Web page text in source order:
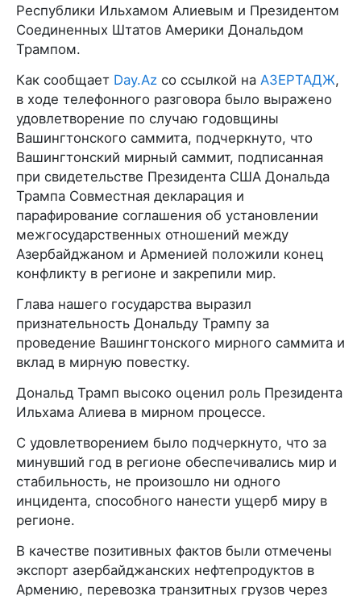
Республики Ильхамом Алиевым и Президентом
Соединенных Штатов Америки Дональдом
Трампом.
Как сообщает Day.Az со ссылкой на АЗЕРТАДЖ,
в ходе телефонного разговора было выражено
удовлетворение по случаю годовщины
Вашингтонского саммита, подчеркнуто, что
Вашингтонский мирный саммит, подписанная
при свидетельстве Президента США Дональда
Трампа Совместная декларация и
парафирование соглашения об установлении
межгосударственных отношений между
Азербайджаном и Арменией положили конец
конфликту в регионе и закрепили мир.
Глава нашего государства выразил
признательность Дональду Трампу за
проведение Вашингтонского мирного саммита и
вклад в мирную повестку.
Дональд Трамп высоко оценил роль Президента
Ильхама Алиева в мирном процессе.
С удовлетворением было подчеркнуто, что за
минувший год в регионе обеспечивались мир и
стабильность, не произошло ни одного
инцидента, способного нанести ущерб миру в
регионе.
В качестве позитивных фактов были отмечены
экспорт азербайджанских нефтепродуктов в
Армению, перевозка транзитных грузов через